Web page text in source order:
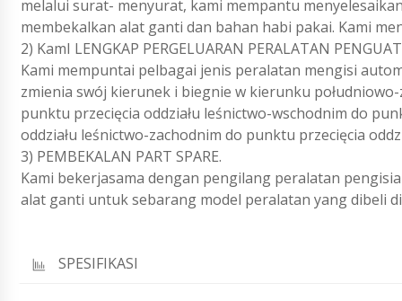
melalui surat- menyurat, kami mempantu
membekalkan alat ganti dan bahan habi pakai. Kami
2) KamI LENGKAP PERGELUARAN PERALATAN
Kami mempuntai pelbagai jenis peralatan mengisi
zmienia swój kierunek i biegnie w kierunku
punktu przecięcia oddziału leśnictwo-wschodnim do
oddziału leśnictwo-zachodnim do punktu przecięcia
3) PEMBEKALAN PART SPARE.
Kami bekerjasama dengan pengilang peralatan
alat ganti untuk sebarang model peralatan yang dibeli
SPESIFIKASI